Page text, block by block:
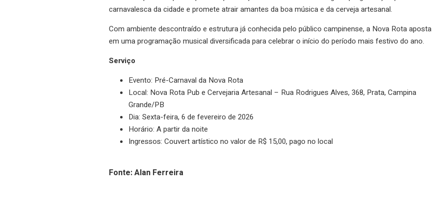
carnavalesca da cidade e promete atrair amantes da boa música e da cerveja artesanal.
Com ambiente descontraído e estrutura já conhecida pelo público campinense, a Nova Rota aposta
em uma programação musical diversificada para celebrar o início do período mais festivo do ano.
Serviço
Evento: Pré-Carnaval da Nova Rota
Local: Nova Rota Pub e Cervejaria Artesanal – Rua Rodrigues Alves, 368, Prata, Campina
Grande/PB
Dia: Sexta-feira, 6 de fevereiro de 2026
Horário: A partir da noite
Ingressos: Couvert artístico no valor de R$ 15,00, pago no local
Fonte: Alan Ferreira